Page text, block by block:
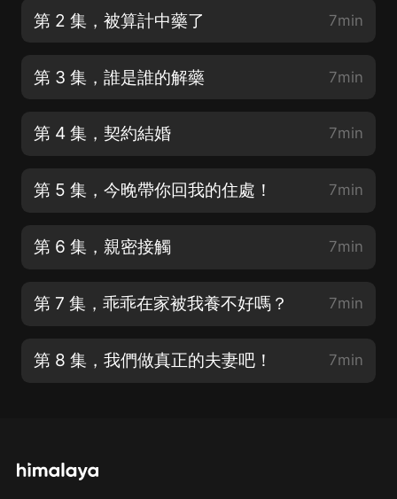
第 2 集，被算計中藥了 7min
第 3 集，誰是誰的解藥 7min
第 4 集，契約結婚 7min
第 5 集，今晚帶你回我的住處！ 7min
第 6 集，親密接觸 7min
第 7 集，乖乖在家被我養不好嗎？ 7min
第 8 集，我們做真正的夫妻吧！ 7min